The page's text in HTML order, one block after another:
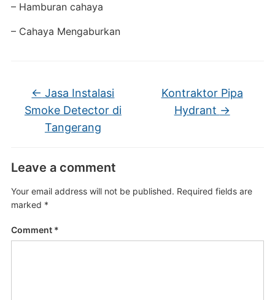
– Hamburan cahaya
– Cahaya Mengaburkan
← Jasa Instalasi
Smoke Detector di
Tangerang
Kontraktor Pipa
Hydrant →
Leave a comment
Your email address will not be published. Required fields are
marked *
Comment *